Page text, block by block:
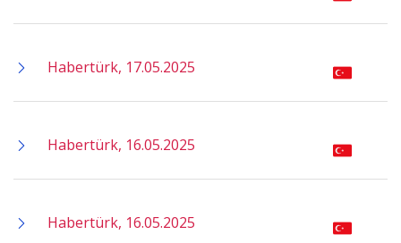
Habertürk, 17.05.2025
Habertürk, 16.05.2025
Habertürk, 16.05.2025